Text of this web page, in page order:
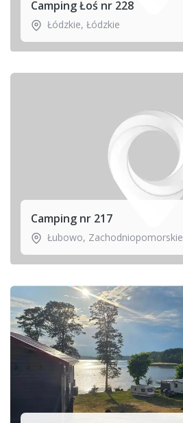
Camping Łoś nr 228
Łódzkie, Łódzkie
Camping nr 217
Łubowo, Zachodniopomorskie